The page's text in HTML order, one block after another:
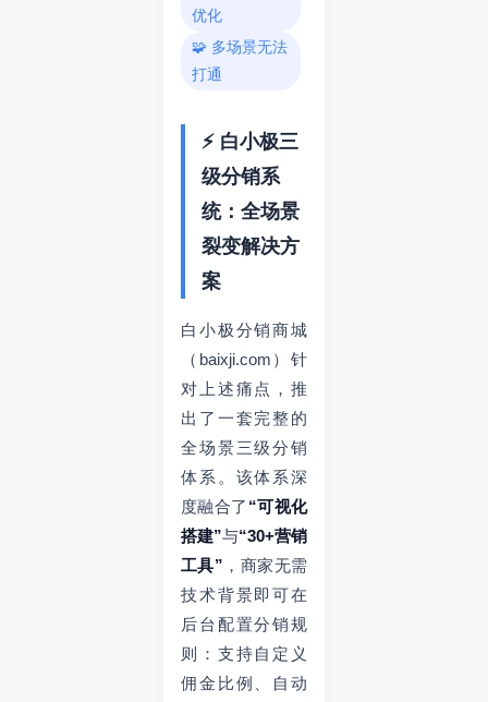
优化
🧩 多场景无法
打通
⚡ 白小极三
级分销系
统：全场景
裂变解决方
案
白小极分销商城
（baixji.com）针
对上述痛点，推
出了一套完整的
全场景三级分销
体系。该体系深
度融合了 “可视化
搭建”与“30+营销
工具” ，商家无需
技术背景即可在
后台配置分销规
则：支持自定义
佣金比例、自动